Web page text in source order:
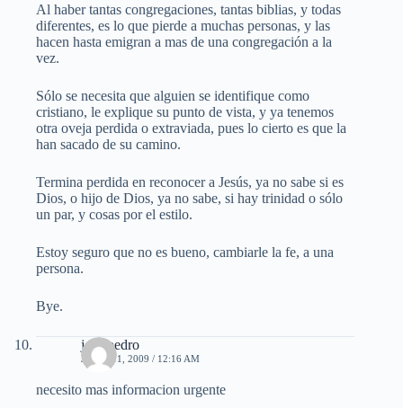
Al haber tantas congregaciones, tantas biblias, y todas
diferentes, es lo que pierde a muchas personas, y las
hacen hasta emigran a mas de una congregación a la
vez.
Sólo se necesita que alguien se identifique como
cristiano, le explique su punto de vista, y ya tenemos
otra oveja perdida o extraviada, pues lo cierto es que la
han sacado de su camino.
Termina perdida en reconocer a Jesús, ya no sabe si es
Dios, o hijo de Dios, ya no sabe, si hay trinidad o sólo
un par, y cosas por el estilo.
Estoy seguro que no es bueno, cambiarle la fe, a una
persona.
Bye.
jose pedro
JULIO 11, 2009 / 12:16 AM
necesito mas informacion urgente